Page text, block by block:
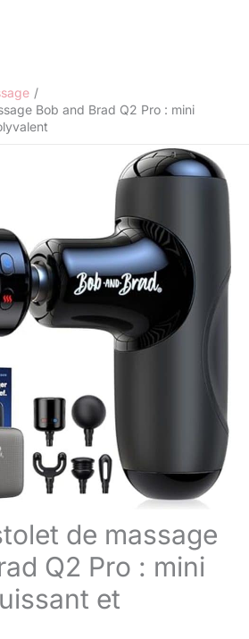
Bob and Brad Q2 Pro : mini
de massage
Q2 Pro : mini
et